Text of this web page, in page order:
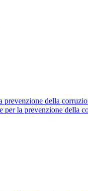
prevenzione della
per la prevenzione della